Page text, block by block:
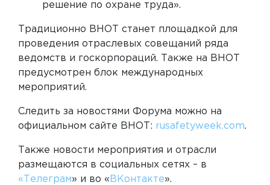
решение по охране труда».
Традиционно ВНОТ станет площадкой для
проведения отраслевых совещаний ряда
ведомств и госкорпораций. Также на ВНОТ
предусмотрен блок международных
мероприятий.
Следить за новостями Форума можно на
официальном сайте ВНОТ: rusafetyweek.com.
Также новости мероприятия и отрасли
размещаются в социальных сетях – в
«Телеграм» и во « ВКонтакте».